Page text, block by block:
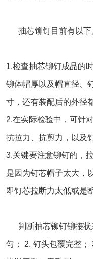
抽芯铆钉目前有以下
1.检查抽芯铆钉成品的
铆体帽厚以及帽直径、
寸，还有装配后的外径
2.在实际检验中，可针
抗拉力、抗剪力，以及
3.关键要注意铆钉的，
是因为钉芯帽子太大，
即钉芯拉断力太低或是
判断抽芯铆钉铆接状
匀； 2. 钉头包覆完整